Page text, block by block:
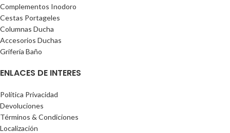
Complementos Inodoro
Cestas Portageles
Columnas Ducha
Accesorios Duchas
Grifería Baño
ENLACES DE INTERES
Política Privacidad
Devoluciones
Términos & Condiciones
Localización